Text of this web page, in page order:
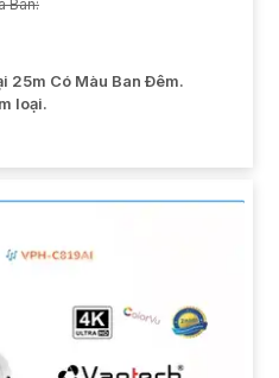
Bán:
25m Có Màu Ban Ðêm.
loại.